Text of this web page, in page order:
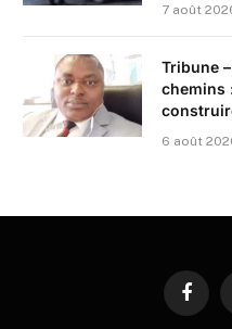
7 août
Tribune
chemins
6 août